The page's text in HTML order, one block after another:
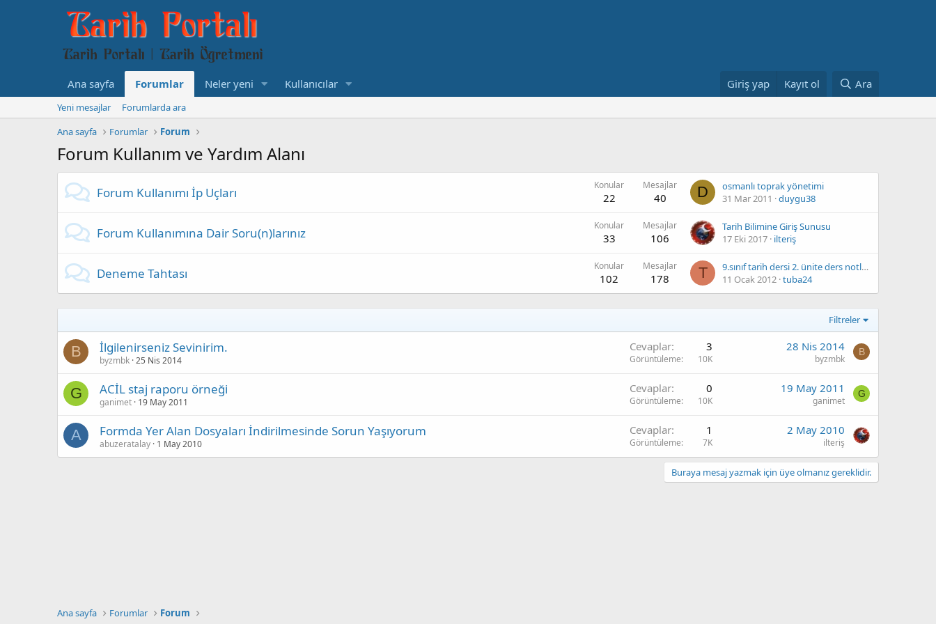
Ana sayfa Forumlar Neler yeni Kullanıcılar Giriş yap Kayıt ol Ara
Yeni mesajlar
Forumlarda ara
Ana sayfa
Forumlar Forum
Forum Kullanım ve Yardım Alanı
Forum Kullanımı İp Uçları Konular
22
Mesajlar
40 D
osmanlı toprak yönetimi
31 Mar 2011
duygu38
Forum Kullanımına Dair Soru(n)larınız Konular
33
Mesajlar
106
Tarih Bilimine Giriş Sunusu
17 Eki 2017 ilteriş
Deneme Tahtası Konular
102
Mesajlar
178 T
9.sınıf tarih dersi 2. ünite ders notlarını yayınlarmısınız.?15 dk. içinde
11 Ocak 2012 tuba24
Filtreler
B İlgilenirseniz Sevinirim.
byzmbk 25 Nis 2014
Cevaplar 3
Görüntüleme 10K
28 Nis 2014
byzmbk
B
G ACİL staj raporu örneği
ganimet 19 May 2011
Cevaplar 0
Görüntüleme 10K
19 May 2011
ganimet
G
A Formda Yer Alan Dosyaları İndirilmesinde Sorun Yaşıyorum
abuzeratalay 1 May 2010
Cevaplar 1
Görüntüleme 7K
2 May 2010
ilteriş
Buraya mesaj yazmak için üye olmanız gereklidir.
Ana sayfa Forumlar Forum